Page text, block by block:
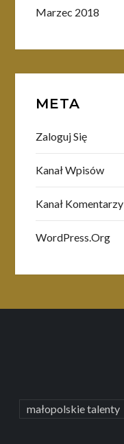
Marzec 2018
META
Zaloguj Się
Kanał Wpisów
Kanał Komentarzy
WordPress.org
małopolskie talenty